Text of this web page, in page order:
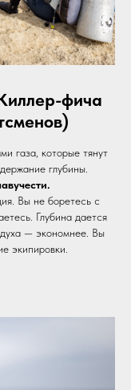
фича
газа, которые тянут
глубины.
Вы не боретесь с
Глубина дается
— экономнее. Вы
экипировки.